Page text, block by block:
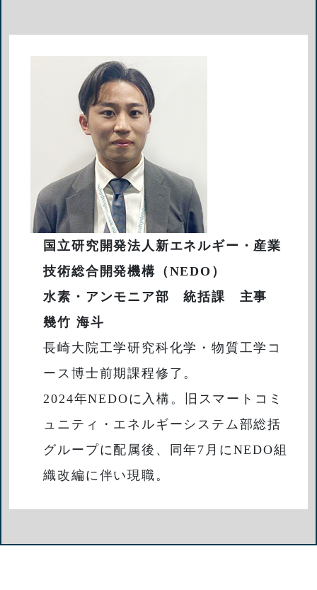
国立研究開発法人新エネルギー・産業
技術総合開発機構（NEDO）
水素・アンモニア部 統括課 主事
幾竹 海斗
長崎大院工学研究科化学・物質工学コ
ース博士前期課程修了。
2024年NEDOに入構。旧スマートコミ
ュニティ・エネルギーシステム部総括
グループに配属後、同年7月にNEDO組
織改編に伴い現職。